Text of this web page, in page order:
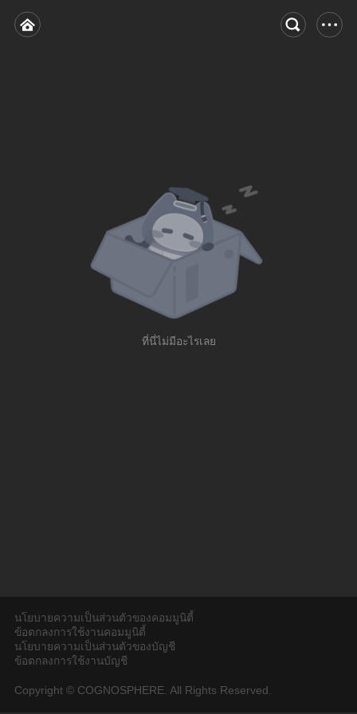
ที่นี่ไม่มีอะไรเลย
นโยบายความเป็นส่วนตัวของคอมมูนิตี้
ข้อตกลงการใช้งานคอมมูนิตี้
นโยบายความเป็นส่วนตัวของบัญชี
ข้อตกลงการใช้งานบัญชี
Copyright © COGNOSPHERE. All Rights Reserved.